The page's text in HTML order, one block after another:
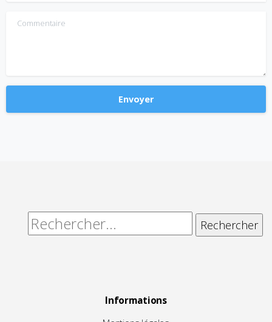
Commentaire
Rechercher :
Informations